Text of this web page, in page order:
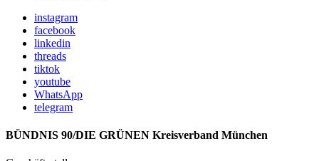
instagram
facebook
linkedin
threads
tiktok
youtube
WhatsApp
telegram
BÜNDNIS 90/DIE GRÜNEN Kreisverband München